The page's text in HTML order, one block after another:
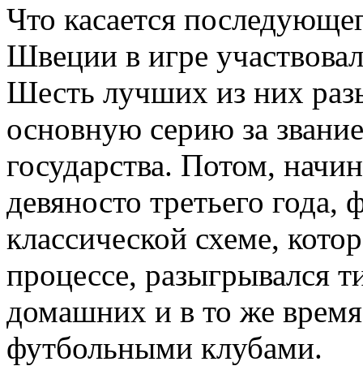
Что касается
Швеции в игре
Шесть лучших из них
основную серию за
государства. Потом,
девяносто третьего года,
классической схеме,
процессе, разыгрывался
домашних и в то же
футбольными клубами.